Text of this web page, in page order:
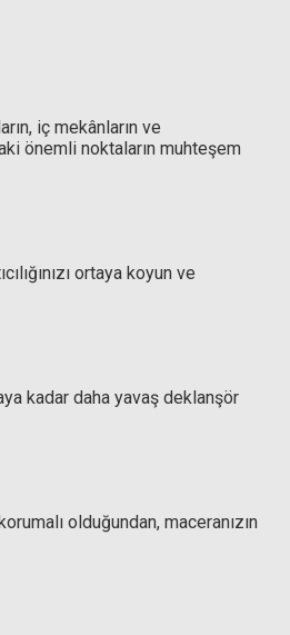
iç mekânların ve
önemli noktaların muhteşem
ortaya koyun ve
kadar daha yavaş deklanşör
olduğundan, maceranızın